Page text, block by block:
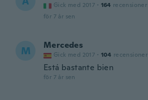
Gick med 2017 · 164 recensioner
för 7 år sen
M Mercedes
Gick med 2017 · 104 recensioner
Está bastante bien
för 7 år sen